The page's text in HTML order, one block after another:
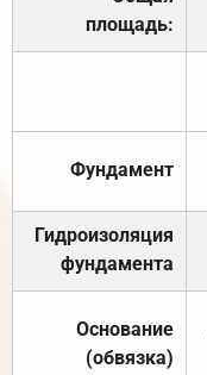
площадь:
Фундамент
Гидроизоляция
фундамента
Основание
(обвязка)